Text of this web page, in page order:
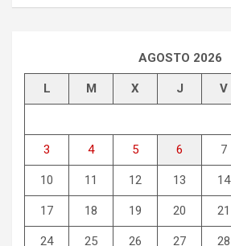
AGOSTO 2026
L M X J V
3 4 5 6 7
10 11 12 13 14
17 18 19 20 21
24 25 26 27 28